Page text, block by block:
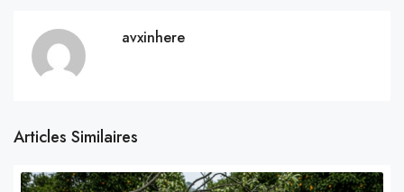
avxinhere
Articles Similaires